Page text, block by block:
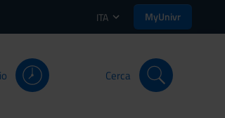
ITA MyUnivr
Cerca